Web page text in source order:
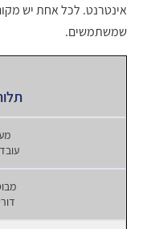
אינטרנט. לכל אחת יש
שמשתמשים.